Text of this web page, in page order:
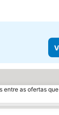
entre as ofertas